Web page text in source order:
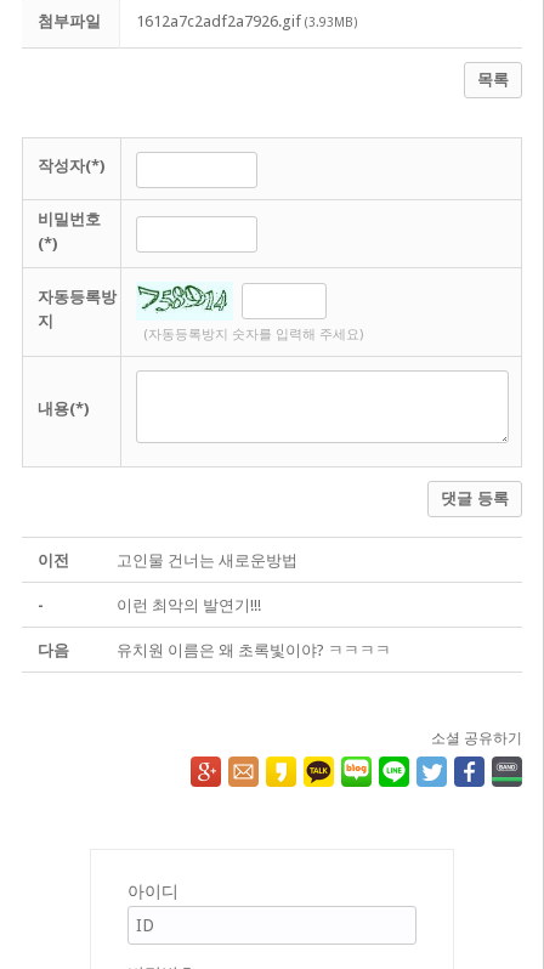
첨부파일 1612a7c2adf2a7926.gif (3.93MB)
목록
작성자(*)
비밀번호
(*)
자동등록방
지
(자동등록방지 숫자를 입력해 주세요)
내용(*)
댓글 등록
이전 고인물 건너는 새로운방법
- 이런 최악의 발연기!!!
다음 유치원 이름은 왜 초록빛이야? ㅋㅋㅋㅋ
소셜 공유하기
아이디